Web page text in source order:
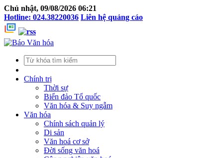
Chủ nhật, 09/08/2026 06:21
Hotline: 024.38220036 Liên hệ quảng cáo
Chính trị
Thời sự
Biển đảo Tổ quốc
Văn hóa & Suy ngẫm
Văn hóa
Chính sách quản lý
Di sản
Văn hoá cơ sở
Đời sống văn hoá